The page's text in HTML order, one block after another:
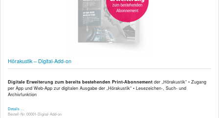
Hörakustik – Digital-Add-on
Digitale Erweiterung zum bereits bestehenden Print-Abonnement der „Hörakustik“ • Zugang
per App und Web-App zur digitalen Ausgabe der „Hörakustik“ • Lesezeichen-, Such- und
Archivfunktion
Details …
Bestell-Nr. 00001-Digital-Add-on